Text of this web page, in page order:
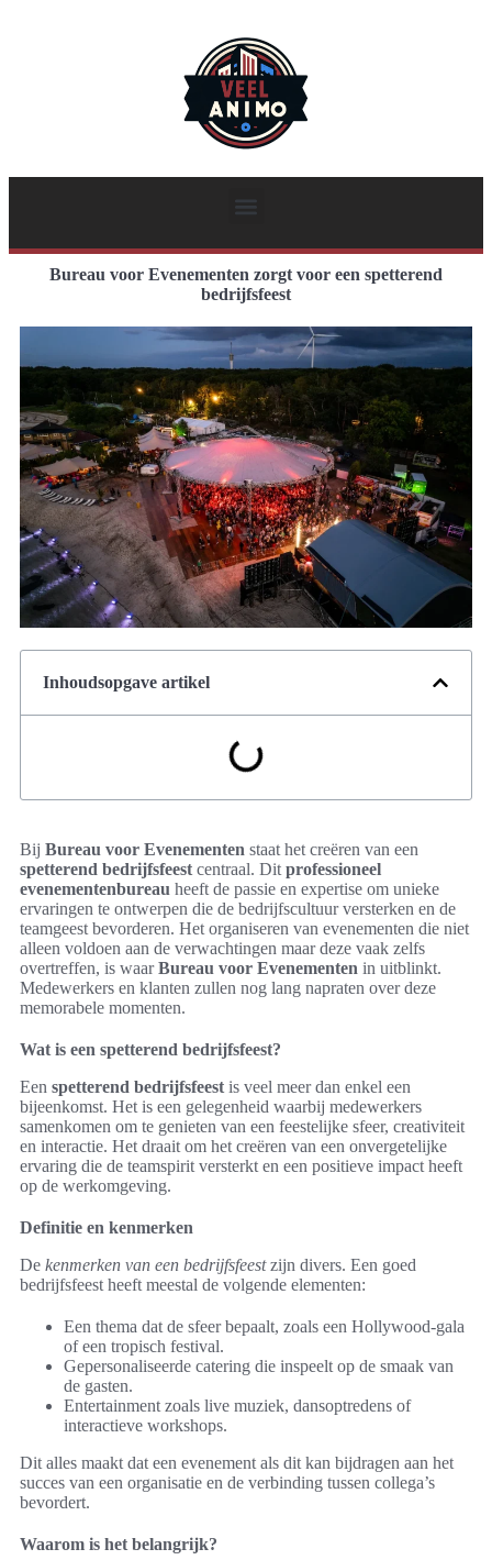
Bureau voor Evenementen zorgt voor een spetterend
bedrijfsfeest
Inhoudsopgave artikel
Bij Bureau voor Evenementen staat het creëren van een
spetterend bedrijfsfeest centraal. Dit professioneel
evenementenbureau heeft de passie en expertise om unieke
ervaringen te ontwerpen die de bedrijfscultuur versterken en de
teamgeest bevorderen. Het organiseren van evenementen die niet
alleen voldoen aan de verwachtingen maar deze vaak zelfs
overtreffen, is waarBureau voor Evenementen in uitblinkt.
Medewerkers en klanten zullen nog lang napraten over deze
memorabele momenten.
Wat is een spetterend bedrijfsfeest?
Een spetterend bedrijfsfeest is veel meer dan enkel een
bijeenkomst. Het is een gelegenheid waarbij medewerkers
samenkomen om te genieten van een feestelijke sfeer, creativiteit
en interactie. Het draait om het creëren van een onvergetelijke
ervaring die de teamspirit versterkt en een positieve impact heeft
op de werkomgeving.
Definitie en kenmerken
De kenmerken van een bedrijfsfeestzijn divers. Een goed
bedrijfsfeest heeft meestal de volgende elementen:
Een thema dat de sfeer bepaalt, zoals een Hollywood-gala
of een tropisch festival.
Gepersonaliseerde catering die inspeelt op de smaak van
de gasten.
Entertainment zoals live muziek, dansoptredens of
interactieve workshops.
Dit alles maakt dat een evenement als dit kan bijdragen aan het
succes van een organisatie en de verbinding tussen collega’s
bevordert.
Waarom is het belangrijk?